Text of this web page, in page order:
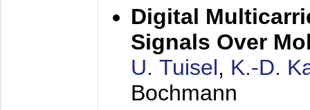
Digital
Signals Over
U. Tuisel, K.-D.
Bochmann